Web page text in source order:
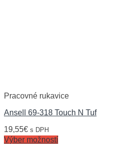
Pracovné rukavice
Ansell 69-318 Touch N Tuf
19,55€ s DPH
Výber možností